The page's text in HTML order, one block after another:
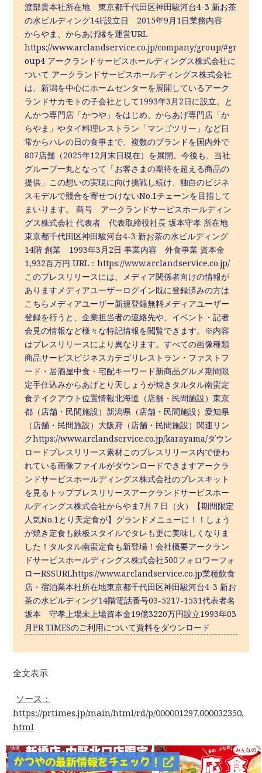
渡部貴本社所在地 東京都千代田区神田駿河台4-3 新お茶
の水ビルディング14F設立日 2015年9月1日業務内容
からやま、からあげ縁を運営URL
https://www.arclandservice.co.jp/company/group/#gr
oup4 アークランドサービスホールディングス株式会社に
ついて アークランドサービスホールディングス株式会社
は、新潟を中心にホームセンターを展開しているアーク
ランドサカモトの子会社として1993年3月2日に設立。と
んかつ専門店「かつや」をはじめ、からあげ専門店「か
らやま」やタイ料理レストラン「マンゴツリー」など日
常からハレの日の食事まで、複数のブランドを国内外で
807店舗（2025年12月末日現在）を展開。今後も、当社
グループ一丸となって「お客さまの期待を超える商品の
提供」この想いの実現に向け挑戦し続け、独自のビジネ
スモデルで競合を寄せつけないNo.1チェーンを目指して
まいります。 商号 アークランドサービスホールディン
グス株式会社 代表者 代表取締役社長 坂本守孝 所在地
東京都千代田区神田駿河台4-3 新お茶の水ビルディング
14階 創業 1993年3月2日 事業内容 外食事業 資本金
1,932百万円 URL：https://www.arclandservice.co.jp/
このプレスリリースには、メディア関係者向けの情報が
ありますメディアユーザーログイン既に登録済みの方は
こちらメディアユーザー新規登録無料メディアユーザー
登録を行うと、企業担当者の連絡先や、イベント・記者
会見の情報など様々な特記情報を閲覧できます。※内容
はプレスリリースにより異なります。すべての画像種類
商品サービスビジネスカテゴリレストラン・ファストフ
ード・居酒屋中食・宅配キーワード新商品グルメ期間限
定手仕込みからあげとり天しょうが焼きタルタル南蛮定
食テイクアウト位置情報北海道（店舗・民間施設）東京
都（店舗・民間施設）新潟県（店舗・民間施設）愛知県
（店舗・民間施設）大阪府（店舗・民間施設）関連リン
クhttps://www.arclandservice.co.jp/karayama/ダウン
ロードプレスリリース素材このプレスリリース内で使わ
れている画像ファイルがダウンロードできますアークラ
ンドサービスホールディングス株式会社のプレスキット
を見るトッププレスリリースアークランドサービスホー
ルディングス株式会社からやま7月７日（火）【期間限定
人気No.1とり天定食が】グランドメニューに！！しょう
が焼き定食も鉄板スタイルでタレも更に美味しくなりま
した！タルタル南蛮定食も新登場！会社概要アークラン
ドサービスホールディングス株式会社500フォロワーフォ
ローRSSURLhttps://www.arclandservice.co.jp業種飲食
店・宿泊業本社所在地東京都千代田区神田駿河台4-3 新お
茶の水ビルディング14階電話番号03-5217-1531代表者名
坂本 守孝上場未上場資本金19億3220万円設立1993年03
月PR TIMESのご利用について資料をダウンロード
全文表示
ソース：
https://prtimes.jp/main/html/rd/p/000001297.000032350.
html
かつやの最新情報をチェック！